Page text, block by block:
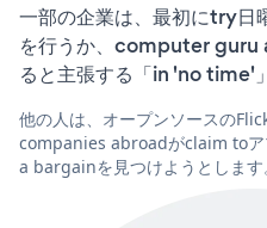
一部の企業は、最初にtry
を行うか、computer guru
ると主張する「in 'no time'
他の人は、オープンソースの
companies abroadがclaim to
a bargainを見つけようとします